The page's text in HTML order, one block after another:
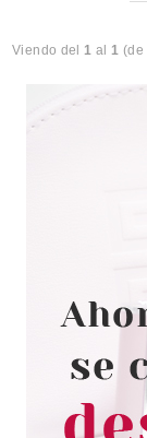
Viendo del1 al1 (de